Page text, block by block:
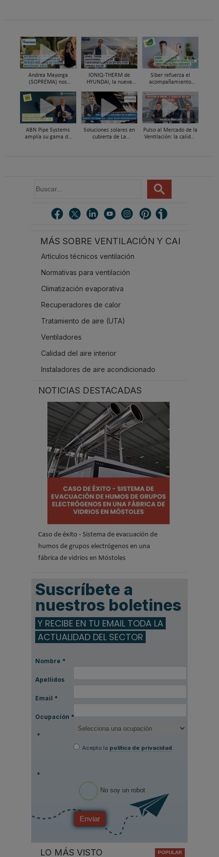
Andrea Mayorga
(SOPREMA) nos
cubierta azul-verde
IONIQ-THERM de
HYUNDAI, la nueva
funcionar hasta en un
98% con energía solar
Siber refuerza el
acompañamiento
soporte al instalador
con Global Services
ABN Pipe Systems
amplía su gama de
Soluciones solares en
cubierta de La
Pulso al Mercado de la
Ventilación: la calidad
u
MÁS SOBRE VENTILACIÓN Y CAI
Artículos técnicos ventilación
Normativas para ventilación
Climatización evaporativa
Recuperadores de calor
Tratamiento de aire (UTA)
Ventiladores
Calidad del aire interior
Instaladores de aire acondicionado
NOTICIAS DESTACADAS
Caso de éxito - Sistema de evacuación de
humos de grupos electrógenos en una
fábrica de vidrios en Móstoles
Suscríbete a
nuestros boletines
Y RECIBE EN TU EMAIL TODA LA
ACTUALIDAD DEL SECTOR
Nombre *
Apellidos
Email *
Ocupación *
*
Acepto la política de privacidad
*
No soy un robot
Enviar
LO MÁS VISTO